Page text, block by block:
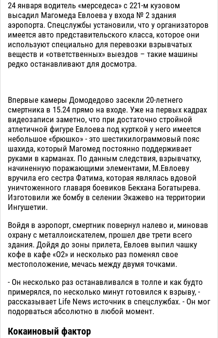
24 января водитель «мерседеса» с 221-м кузовом
высадил Магомеда Евлоева у входа № 2 здания
аэропорта. Спецслужбы установили, что у организаторов
имеется авто представительского класса, которое они
используют специально для перевозки взрывчатых
веществ и «ответственных» выездов – такие машины
редко останавливают для досмотра.
Впервые камеры Домодедово засекли 20-летнего
смертника в 15.24 прямо на входе. Уже на первых кадрах
видеозаписи заметно, что при достаточно стройной
атлетичной фигуре Евлоева под курткой у него имеется
небольшое «брюшко» - это шестикилограммовый пояс
шахида, который Магомед постоянно поддерживает
руками в карманах. По данным следствия, взрывчатку,
начиненную поражающими элементами, М.Евлоеву
вручила его сестра Фатима, которая являлась вдовой
уничтоженного главаря боевиков Бекхана Богатырева.
Изготовили же бомбу в селении Экажево на территории
Ингушетии.
Войдя в аэропорт, смертник повернул налево и, миновав
охрану с металлоискателем, прошел две трети всего
здания. Дойдя до зоны прилета, Евлоев выпил чашку
кофе в кафе «О2» и несколько раз поменял свое
местоположение, мечась между двумя точками.
- Он несколько раз останавливался в толпе и как будто
примерялся, по несколько минут готовился к взрыву, -
рассказывает Life News источник в спецслужбах. - Он мог
подорваться абсолютно в любой момент.
Кокаиновый фактор